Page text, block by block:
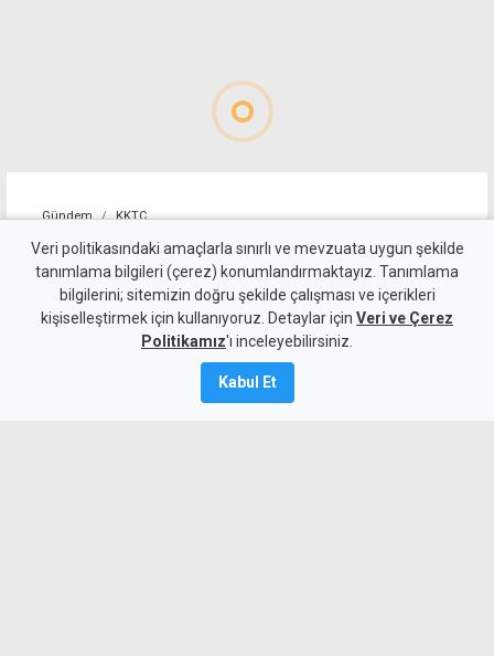
Gündem KKTC
Girne-Değirmenlik Dağ
Yolu'nun bir bölümü trafiğe
kapatılacak
Veri politikasındaki amaçlarla sınırlı ve mevzuata uygun şekilde
tanımlama bilgileri (çerez) konumlandırmaktayız. Tanımlama
bilgilerini; sitemizin doğru şekilde çalışması ve içerikleri
kişiselleştirmek için kullanıyoruz. Detaylar için Veri ve Çerez
Politikamız'ı inceleyebilirsiniz.
Kabul Et